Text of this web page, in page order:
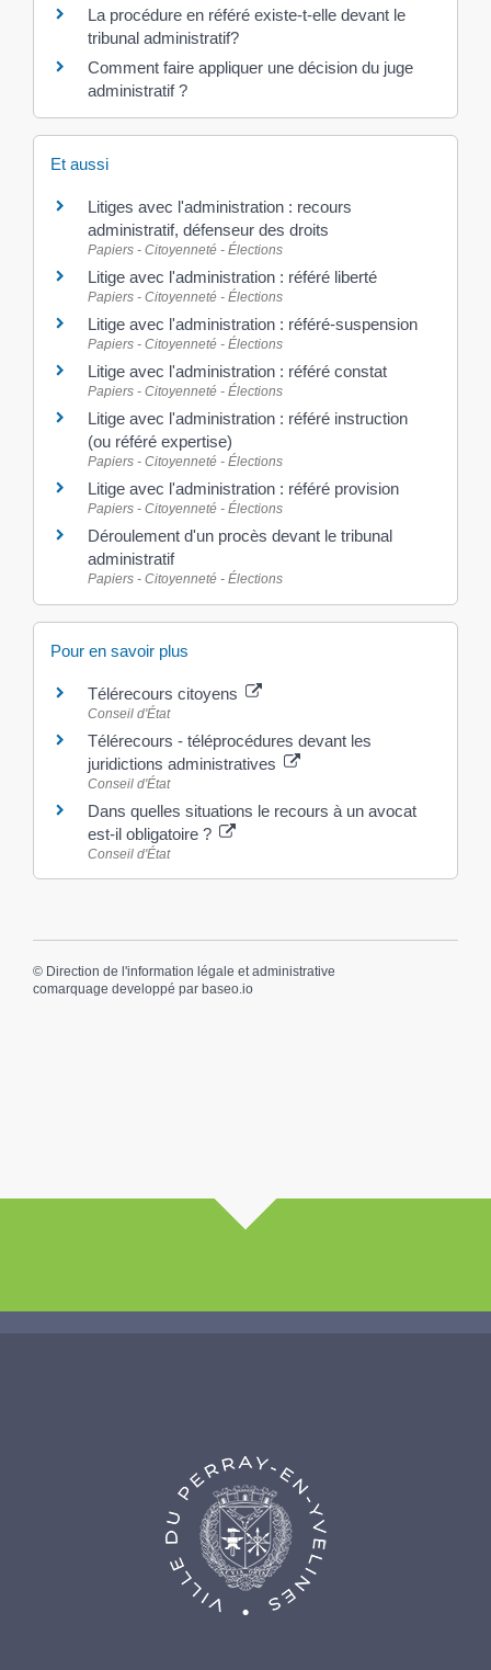
La procédure en référé existe-t-elle devant le
tribunal administratif?
Comment faire appliquer une décision du juge
administratif ?
Et aussi
Litiges avec l'administration : recours
administratif, défenseur des droits
Papiers - Citoyenneté - Élections
Litige avec l'administration : référé liberté
Papiers - Citoyenneté - Élections
Litige avec l'administration : référé-suspension
Papiers - Citoyenneté - Élections
Litige avec l'administration : référé constat
Papiers - Citoyenneté - Élections
Litige avec l'administration : référé instruction
(ou référé expertise)
Papiers - Citoyenneté - Élections
Litige avec l'administration : référé provision
Papiers - Citoyenneté - Élections
Déroulement d'un procès devant le tribunal
administratif
Papiers - Citoyenneté - Élections
Pour en savoir plus
Télérecours citoyens
Conseil d'État
Télérecours - téléprocédures devant les
juridictions administratives
Conseil d'État
Dans quelles situations le recours à un avocat
est-il obligatoire ?
Conseil d'État
© Direction de l'information légale et administrative
comarquage developpé par baseo.io